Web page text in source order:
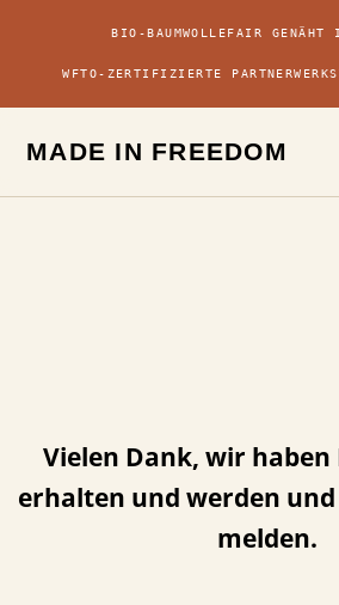
BIO-BAUMWOLLEFAIR GENÄHT
WFTO-ZERTIFIZIERTE
MADE IN FREEDOM
Vielen Dank, wir
erhalten und werden
melden.